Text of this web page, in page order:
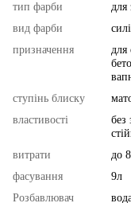
тип фарби
для
вид фарби
призначення
для
ступінь блиску
властивості
без
витрати
до
фасування
9л
Розбавлювач